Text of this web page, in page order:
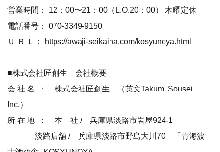
営業時間： 12：00〜21：00（L.O.20：00） 木曜定休
電話番号： 070-3349-9150
Ｕ Ｒ Ｌ：
https://awaji-seikaiha.com/kosyunoya.html
■株式会社匠創生 会社概要
会 社 名 ： 株式会社匠創生 （英文Takumi Sousei
Inc.）
所 在 地 ： 本 社 / 兵庫県淡路市岩屋924-1
淡路店舗 / 兵庫県淡路市野島大川70 「青海波